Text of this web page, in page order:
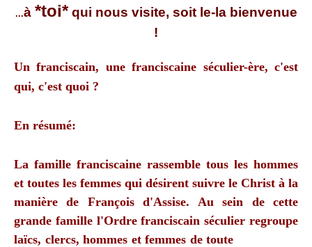
...à *toi*qui nous visite, soit le-la bienvenue
!
Un franciscain, une franciscaine séculier-ère, c'est
qui, c'est quoi ?
En résumé:
La famille franciscaine rassemble tous les hommes
et toutes les femmes qui désirent suivre le Christ à la
manière de François d'Assise. Au sein de cette
grande famille l'Ordre franciscain séculier regroupe
laïcs, clercs, hommes et femmes de toute